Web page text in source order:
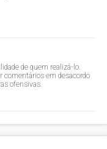
de quem realizá-lo.
comentários em desacordo
ofensivas.